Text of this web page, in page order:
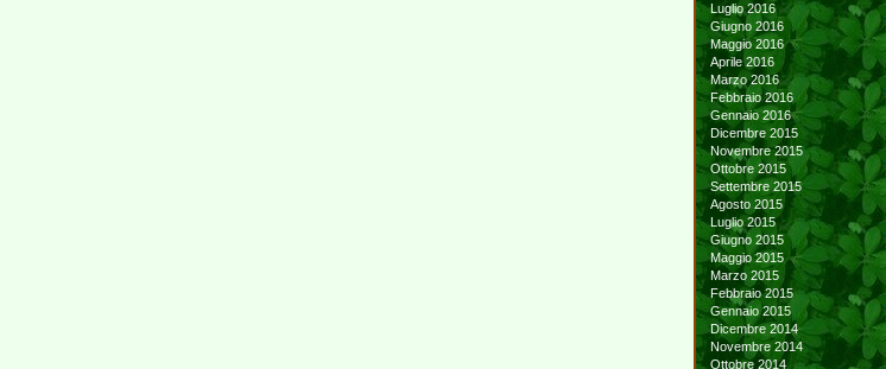
Luglio 2016
Giugno 2016
Maggio 2016
Aprile 2016
Marzo 2016
Febbraio 2016
Gennaio 2016
Dicembre 2015
Novembre 2015
Ottobre 2015
Settembre 2015
Agosto 2015
Luglio 2015
Giugno 2015
Maggio 2015
Marzo 2015
Febbraio 2015
Gennaio 2015
Dicembre 2014
Novembre 2014
Ottobre 2014